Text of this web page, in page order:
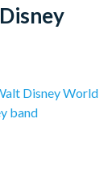
Disney World
band